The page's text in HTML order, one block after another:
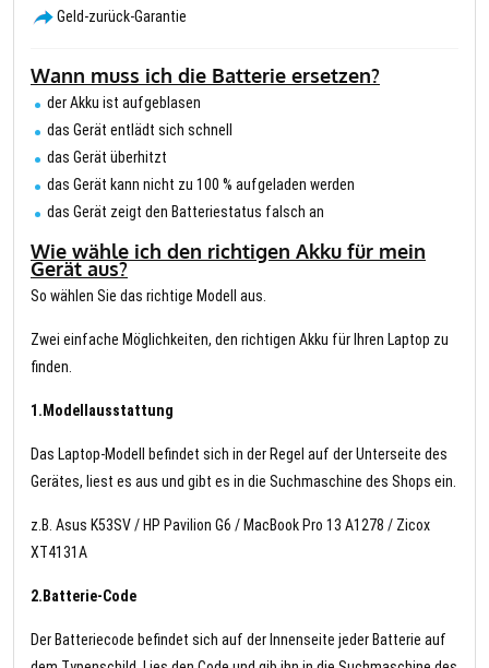
Geld-zurück-Garantie
Wann muss ich die Batterie ersetzen?
der Akku ist aufgeblasen
das Gerät entlädt sich schnell
das Gerät überhitzt
das Gerät kann nicht zu 100 % aufgeladen werden
das Gerät zeigt den Batteriestatus falsch an
Wie wähle ich den richtigen Akku für mein
Gerät aus?
So wählen Sie das richtige Modell aus.
Zwei einfache Möglichkeiten, den richtigen Akku für Ihren Laptop zu
finden.
1.Modellausstattung
Das Laptop-Modell befindet sich in der Regel auf der Unterseite des
Gerätes, liest es aus und gibt es in die Suchmaschine des Shops ein.
z.B. Asus K53SV / HP Pavilion G6 / MacBook Pro 13 A1278 / Zicox
XT4131A
2.Batterie-Code
Der Batteriecode befindet sich auf der Innenseite jeder Batterie auf